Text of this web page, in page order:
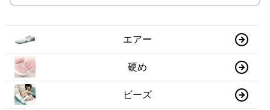
エアー
硬め
ビーズ